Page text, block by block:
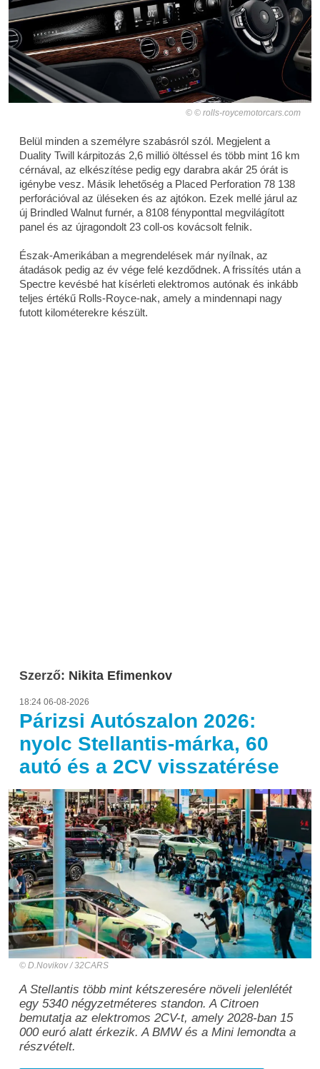
© rolls-roycemotorcars.com
Belül minden a személyre szabásról szól. Megjelent a
Duality Twill kárpitozás 2,6 millió öltéssel és több mint 16 km
cérnával, az elkészítése pedig egy darabra akár 25 órát is
igénybe vesz. Másik lehetőség a Placed Perforation 78 138
perforációval az üléseken és az ajtókon. Ezek mellé járul az
új Brindled Walnut furnér, a 8108 fényponttal megvilágított
panel és az újragondolt 23 coll-os kovácsolt felnik.
Észak-Amerikában a megrendelések már nyílnak, az
átadások pedig az év vége felé kezdődnek. A frissítés után a
Spectre kevésbé hat kísérleti elektromos autónak és inkább
teljes értékű Rolls-Royce-nak, amely a mindennapi nagy
futott kilométerekre készült.
Szerző: Nikita Efimenkov
18:24 06-08-2026
Párizsi Autószalon 2026:
nyolc Stellantis-márka, 60
autó és a 2CV visszatérése
D.Novikov / 32CARS
A Stellantis több mint kétszeresére növeli jelenlétét
egy 5340 négyzetméteres standon. A Citroen
bemutatja az elektromos 2CV-t, amely 2028-ban 15
000 euró alatt érkezik. A BMW és a Mini lemondta a
részvételt.